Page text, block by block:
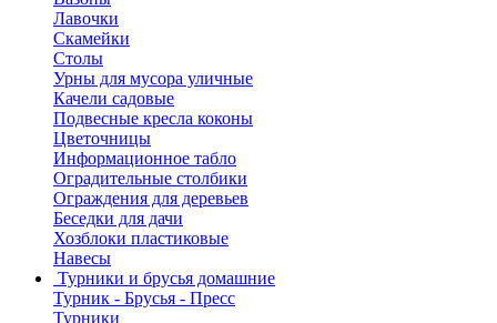
Лавочки
Скамейки
Столы
Урны для мусора уличные
Качели садовые
Подвесные кресла коконы
Цветочницы
Информационное табло
Оградительные столбики
Ограждения для деревьев
Беседки для дачи
Хозблоки пластиковые
Навесы
Турники и брусья домашние
Турник - Брусья - Пресс
Турники